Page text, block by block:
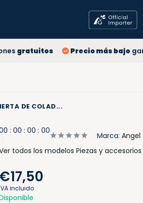
10 años
gratuitos Precio más bajo
DE COLAD...
0 :00 :00 :00
Marca:Angel
todos los modelos Piezas y accesorios
€17,50
incluido